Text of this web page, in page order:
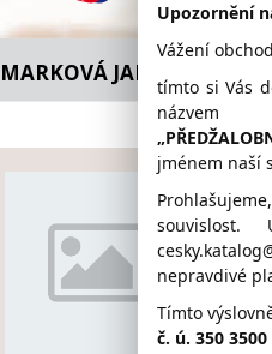
MARKOVÁ JARMILA-
Upozornění
Vážení
tímto si Vás
názvem
jménem naší
nepravdivé
Tímto
č. ú. 350